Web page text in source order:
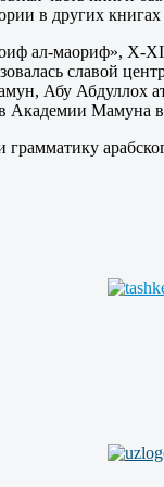
в других
ал-маориф»,
славой
Абу Абдуллох
в Академии Мамуна